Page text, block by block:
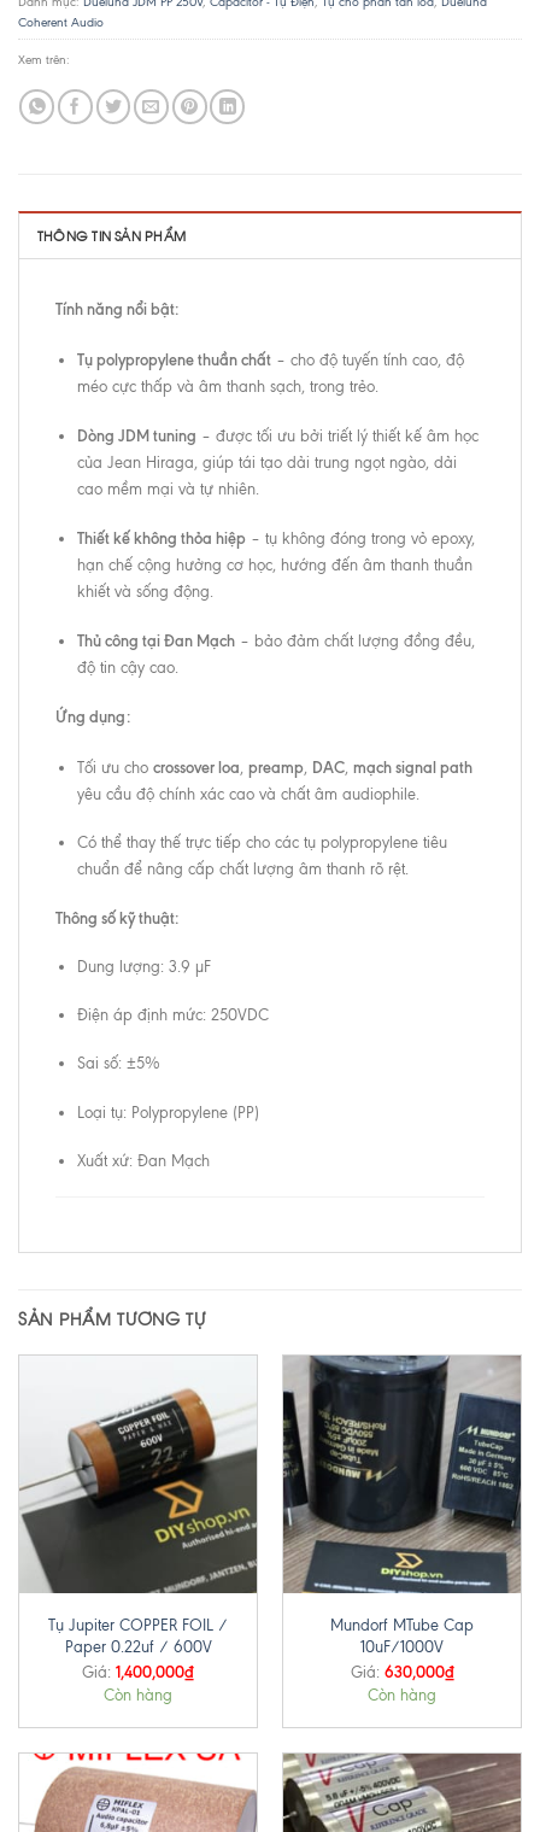
Coherent Audio
Xem trên:
THÔNG TIN SẢN PHẨM
Tính năng nổi bật:
Tụ polypropylene thuần chất – cho độ tuyến tính cao, độ
méo cực thấp và âm thanh sạch, trong trẻo.
Dòng JDM tuning – được tối ưu bởi triết lý thiết kế âm học
của Jean Hiraga, giúp tái tạo dải trung ngọt ngào, dải
cao mềm mại và tự nhiên.
Thiết kế không thỏa hiệp – tụ không đóng trong vỏ epoxy,
hạn chế cộng hưởng cơ học, hướng đến âm thanh thuần
khiết và sống động.
Thủ công tại Đan Mạch – bảo đảm chất lượng đồng đều,
độ tin cậy cao.
Ứng dụng:
Tối ưu chocrossover loa ,preamp DAC ,mạch signal path
yêu cầu độ chính xác cao và chất âm audiophile.
Có thể thay thế trực tiếp cho các tụ polypropylene tiêu
chuẩn để nâng cấp chất lượng âm thanh rõ rệt.
Thông số kỹ thuật:
Dung lượng: 3.9 µF
Điện áp định mức: 250VDC
Sai số: ±5%
Loại tụ: Polypropylene (PP)
Xuất xứ: Đan Mạch
SẢN PHẨM TƯƠNG TỰ
Tụ Jupiter COPPER FOIL /
Paper 0.22uf / 600V
Giá: 1,400,000₫
Còn hàng
Mundorf MTube Cap
10uF/1000V
Giá: 630,000₫
Còn hàng